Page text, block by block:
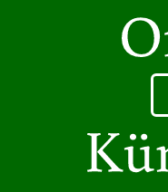
Sprung zum Inhalt